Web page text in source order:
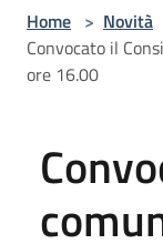
Home > Novità
Convocato il
ore 16.00